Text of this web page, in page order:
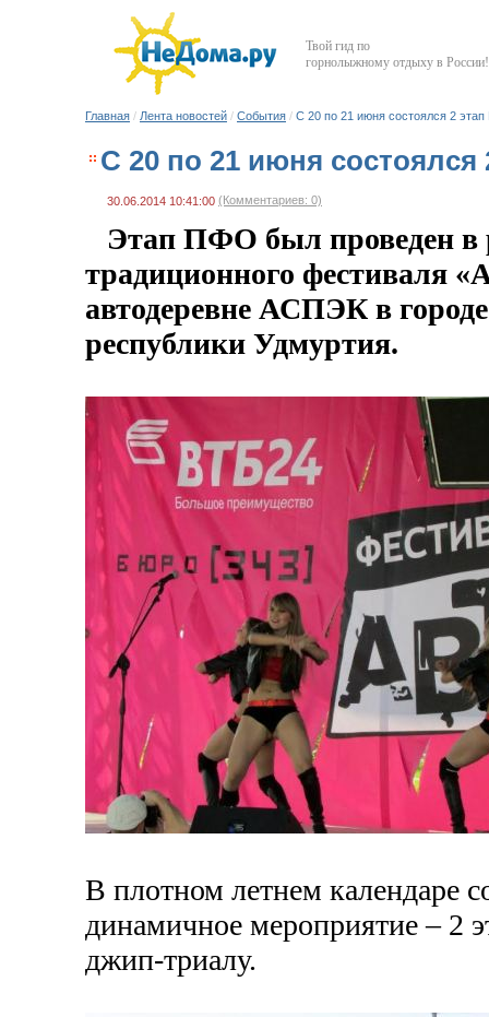
Твой гид по
горнолыжному отдыху в России!
Главная / Лента новостей / События / С 20 по 21 июня состоялся 2
С 20 по 21 июня
30.06.2014 10:41:00 (Комментариев: 0)
Этап ПФО был проведен в
традиционного фестиваля
автодеревне АСПЭК в
республики Удмуртия.
В плотном летнем календаре
динамичное мероприятие – 2
джип-триалу.